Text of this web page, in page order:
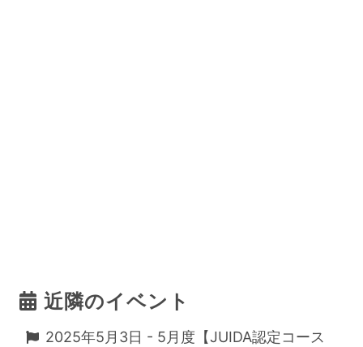
近隣のイベント
2025年5月3日 - 5月度【JUIDA認定コース